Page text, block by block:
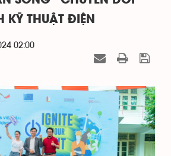
KỸ THUẬT ĐIỆN
02:00